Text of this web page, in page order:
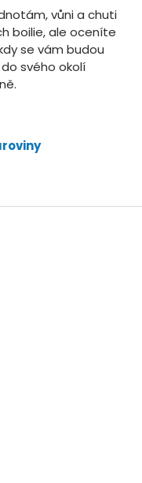
vůni a chuti
boilie, ale oceníte
se vám budou
svého okolí